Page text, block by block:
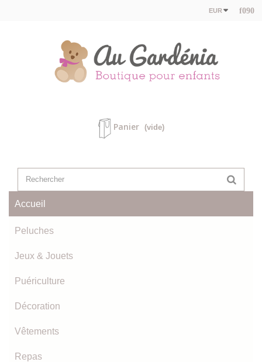
EUR
Panier (vide)
Accueil
Peluches
Jeux & Jouets
Puériculture
Décoration
Vêtements
Repas